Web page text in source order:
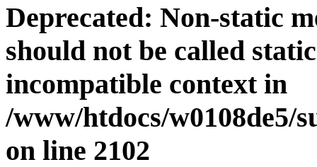
Deprecated: Non-static
should not be called
incompatible context in
/www/htdocs/w0108de5/
on line 2102